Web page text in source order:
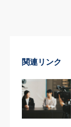
関連リンク